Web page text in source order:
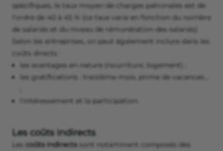
spécifiques, le taux moyen de charges patronales est de
l'ordre de 40 à 45 % (ce taux varie en fonction du nombre
de salariés et du niveau de rémunération des salariés).
Selon les entreprises, on peut également inclure dans les
coûts directs :
les avantages en nature (nourriture, logement) ;
les gratifications : treizième mois, prime de vacances…
l'intéressement et la participation.
Les coûts indirects
Les coûts indirects sont notamment composés des